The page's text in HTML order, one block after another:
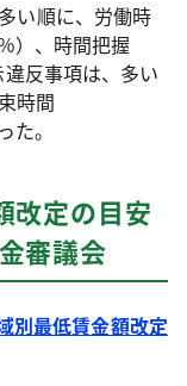
い順に、労働時
）、時間把握
違反事項は、多い
時間
た。
改定の目安
審議会
別最低賃金額改定